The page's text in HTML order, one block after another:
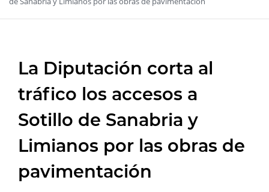
La Diputación corta al
tráfico los accesos a
Sotillo de Sanabria y
Limianos por las obras de
pavimentación